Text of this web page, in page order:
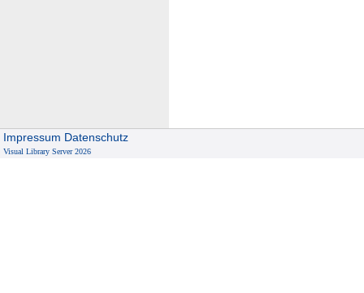
Impressum Datenschutz
Visual Library Server 2026